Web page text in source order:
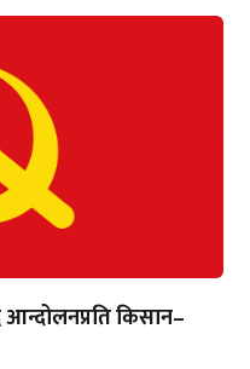
आन्दोलनप्रति किसान–